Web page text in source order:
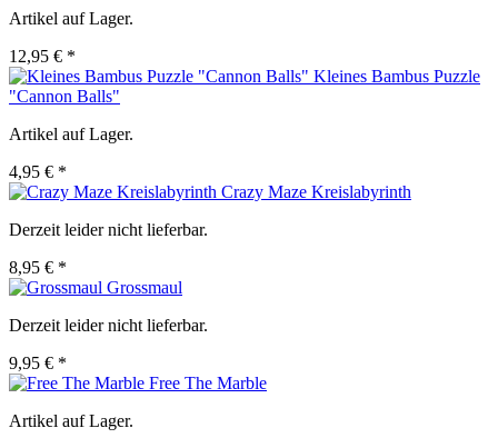
Artikel auf Lager.
12,95 € *
Kleines Bambus Puzzle
"Cannon Balls"
Artikel auf Lager.
4,95 € *
Crazy Maze Kreislabyrinth
Derzeit leider nicht lieferbar.
8,95 € *
Grossmaul
Derzeit leider nicht lieferbar.
9,95 € *
Free The Marble
Artikel auf Lager.